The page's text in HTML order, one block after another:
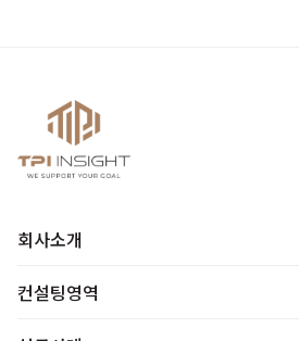
회사소개
컨설팅영역